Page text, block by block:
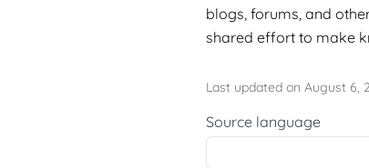
blogs, forums, and
shared effort to make
Last updated on August 6,
Source language